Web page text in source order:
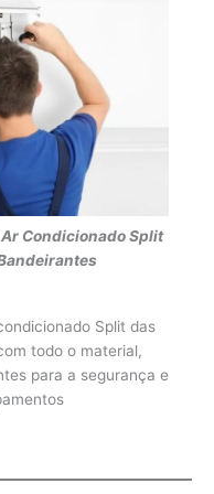
Ar Condicionado Split
Split das
todo o material,
para a segurança e